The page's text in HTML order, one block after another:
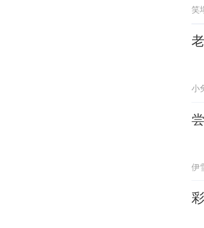
笑
小
伊